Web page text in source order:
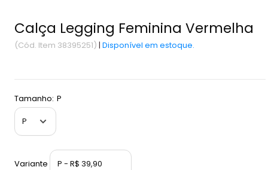
Calça Legging Feminina Vermelha
(Cód. Item 38395251) | Disponível em estoque.
Tamanho: P
Variante